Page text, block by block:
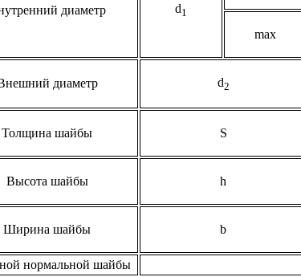
диаметр d1
max
диаметр d2
Толщина шайбы S
Высота шайбы h
Ширина шайбы b
нормальной шайбы